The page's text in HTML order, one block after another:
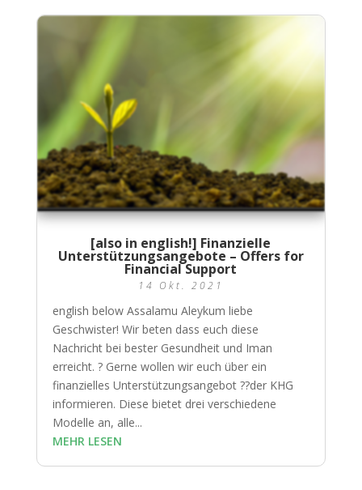
[also in english!] Finanzielle
Unterstützungsangebote – Offers for
Financial Support
14 Okt. 2021
english below Assalamu Aleykum liebe
Geschwister! Wir beten dass euch diese
Nachricht bei bester Gesundheit und Iman
erreicht. ? Gerne wollen wir euch über ein
finanzielles Unterstützungsangebot ??der KHG
informieren. Diese bietet drei verschiedene
Modelle an, alle...
MEHR LESEN